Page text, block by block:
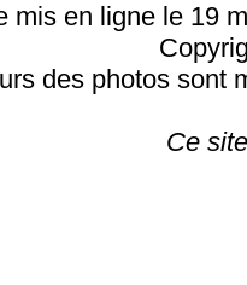
mis en ligne le 19
des photos sont
Ce